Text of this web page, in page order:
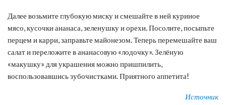
Далее возьмите глубокую миску и смешайте в ней куриное
мясо, кусочки ананаса, зеленушку и орехи. Посолите, посыпьте
перцем и карри, заправьте майонезом. Теперь перемешайте ваш
салат и переложите в ананасовую «лодочку». Зелёную
«макушку» для украшения можно пришпилить,
воспользовавшись зубочистками. Приятного аппетита!
Источник